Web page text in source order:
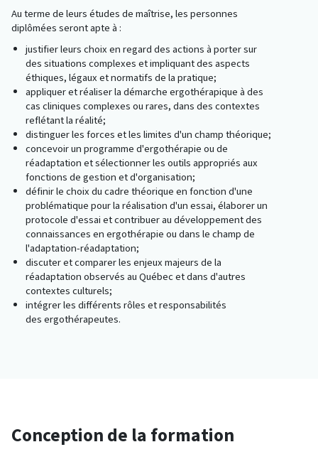
Au terme de leurs études de maîtrise, les personnes
diplômées seront apte à :
justifier leurs choix en regard des actions à porter sur
des situations complexes et impliquant des aspects
éthiques, légaux et normatifs de la pratique;
appliquer et réaliser la démarche ergothérapique à des
cas cliniques complexes ou rares, dans des contextes
reflétant la réalité;
distinguer les forces et les limites d'un champ théorique;
concevoir un programme d'ergothérapie ou de
réadaptation et sélectionner les outils appropriés aux
fonctions de gestion et d'organisation;
définir le choix du cadre théorique en fonction d'une
problématique pour la réalisation d'un essai, élaborer un
protocole d'essai et contribuer au développement des
connaissances en ergothérapie ou dans le champ de
l'adaptation-réadaptation;
discuter et comparer les enjeux majeurs de la
réadaptation observés au Québec et dans d'autres
contextes culturels;
intégrer les différents rôles et responsabilités
des ergothérapeutes.
Conception de la formation